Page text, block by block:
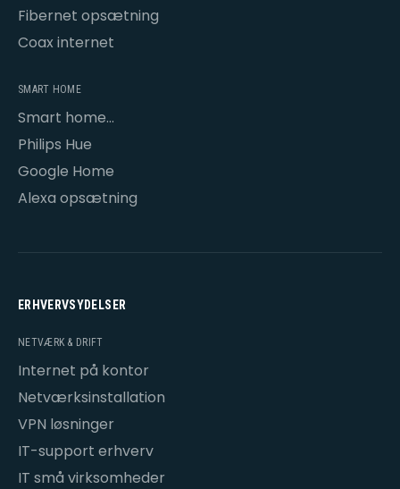
Fibernet opsætning
Coax internet
SMART HOME
Smart home
opsætning
Philips Hue
Google Home
Alexa opsætning
ERHVERVSYDELSER
NETVÆRK & DRIFT
Internet på kontor
Netværksinstallation
VPN løsninger
IT-support erhverv
IT små virksomheder